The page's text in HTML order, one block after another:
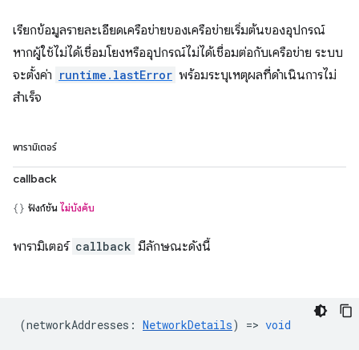
เรียกข้อมูลรายละเอียดเครือข่ายของเครือข่ายเริ่มต้นของอุปกรณ์
หากผู้ใช้ไม่ได้เชื่อมโยงหรืออุปกรณ์ไม่ได้เชื่อมต่อกับเครือข่าย ระบบ
จะตั้งค่า runtime.lastError พร้อมระบุเหตุผลที่ดำเนินการไม่
สำเร็จ
พารามิเตอร์
callback
ฟังก์ชัน ไม่บังคับ
พารามิเตอร์ callback มีลักษณะดังนี้
(networkAddresses : NetworkDetails) => void